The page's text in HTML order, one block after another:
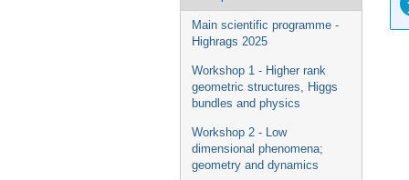
Main scientific programme -
Highrags 2025
Workshop 1 - Higher rank
geometric structures, Higgs
bundles and physics
Workshop 2 - Low
dimensional phenomena;
geometry and dynamics